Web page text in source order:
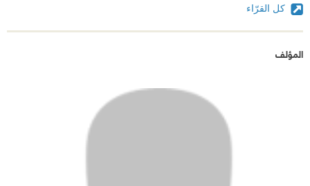
كل القرّاء
المؤلف